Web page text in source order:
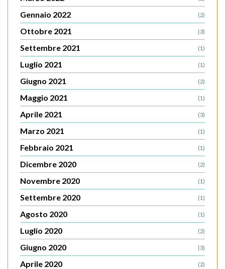
Gennaio 2022 (2)
Ottobre 2021 (3)
Settembre 2021 (1)
Luglio 2021 (1)
Giugno 2021 (2)
Maggio 2021 (1)
Aprile 2021 (3)
Marzo 2021 (1)
Febbraio 2021 (1)
Dicembre 2020 (2)
Novembre 2020 (1)
Settembre 2020 (1)
Agosto 2020 (1)
Luglio 2020 (2)
Giugno 2020 (3)
Aprile 2020 (2)